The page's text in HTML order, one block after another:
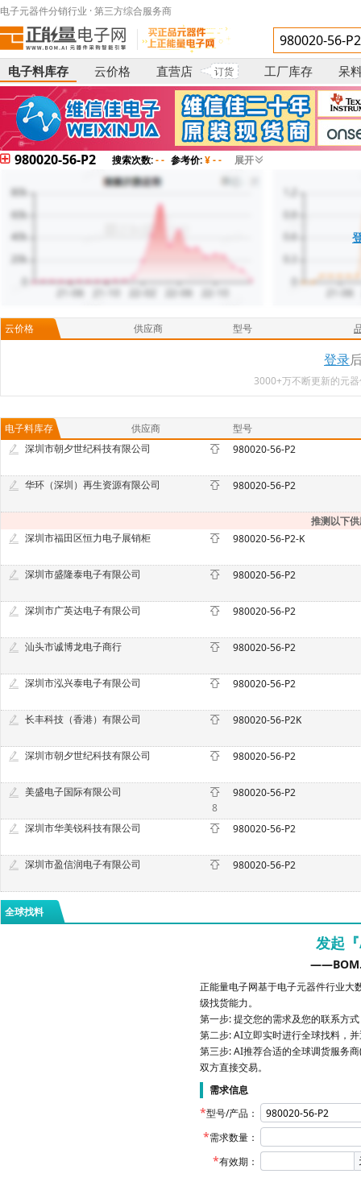
电子元器件分销行业 · 第三方综合服务商
电子料库存 云价格 直营店 订货 工厂库存 呆
980020-56-P2 搜索次数:- - 参考价:¥ - - 展开
云价格 供应商 型号
登录
3000+万不断更新的元
电子料库存 供应商
型号
深圳市朝夕世纪科技有限公司
980020-56-P2
华环（深圳）再生资源有限公司 980020-56-P2
推测以下
深圳市福田区恒力电子展销柜
980020-56-P2-K
深圳市盛隆泰电子有限公司 980020-56-P2
深圳市广英达电子有限公司 980020-56-P2
汕头市诚博龙电子商行 980020-56-P2
深圳市泓兴泰电子有限公司 980020-56-P2
长丰科技（香港）有限公司 980020-56-P2K
深圳市朝夕世纪科技有限公司 980020-56-P2
美盛电子国际有限公司
8
980020-56-P2
深圳市华美锐科技有限公司 980020-56-P2
深圳市盈信润电子有限公司 980020-56-P2
全球找料
发起
正能量电子网基于电子元器件行业大
级找货能力。
第一步: 提交您的需求及您的联系方
第二步: AI立即实时进行全球找料，
第三步: AI推荐合适的全球调货服务
双方直接交易。
需求信息
型号/产品：
需求数量：
有效期：